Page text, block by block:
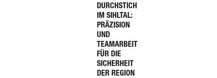
DURCHSTICH
IM SIHLTAL:
PRÄZISION
UND
TEAMARBEIT
FÜR DIE
SICHERHEIT
DER REGION